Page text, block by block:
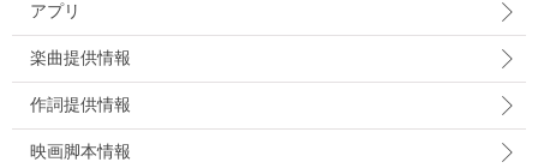
アプリ
楽曲提供情報
作詞提供情報
映画脚本情報